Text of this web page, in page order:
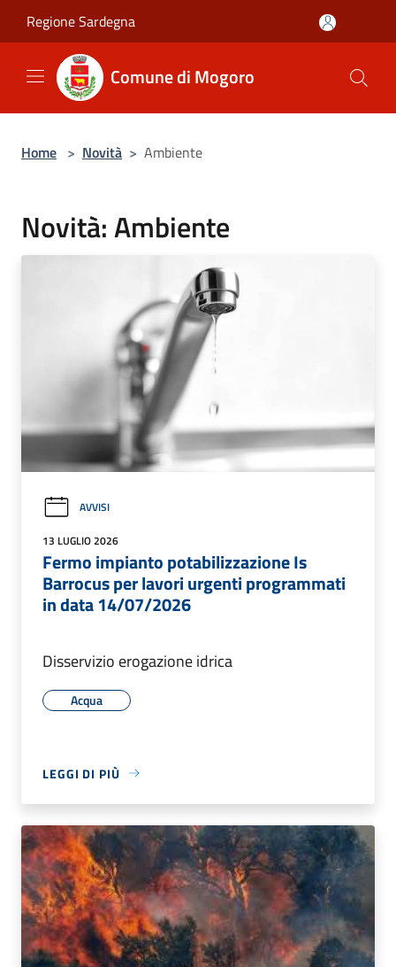
Regione Sardegna
Comune di Mogoro
Home > Novità > Ambiente
Novità: Ambiente
AVVISI
13 LUGLIO 2026
Fermo impianto potabilizzazione Is
Barrocus per lavori urgenti programmati
in data 14/07/2026
Disservizio erogazione idrica
Acqua
LEGGI DI PIÙ